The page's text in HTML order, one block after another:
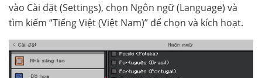
vào Cài đặt (Settings), chọn Ngôn ngữ (Language) và
tìm kiếm “Tiếng Việt (Việt Nam)” để chọn và kích hoạt.